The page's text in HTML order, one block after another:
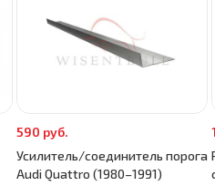
590 руб.
Усилитель/соединитель порога
Audi Quattro (1980–1991)